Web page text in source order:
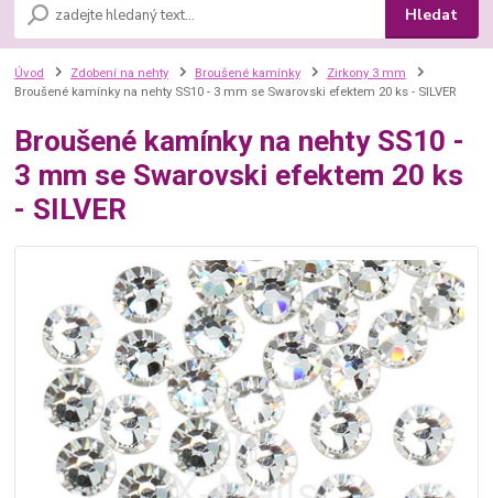
Hledat
Úvod Zdobení na nehty Broušené kamínky
Zirkony 3 mm
Broušené kamínky na nehty SS10 - 3 mm se Swarovski efektem 20 ks - SILVER
Broušené kamínky na nehty SS10 -
3 mm se Swarovski efektem 20 ks
- SILVER